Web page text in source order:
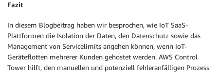
Fazit
In diesem Blogbeitrag haben wir besprochen, wie IoT SaaS-
Plattformen die Isolation der Daten, den Datenschutz sowie das
Management von Servicelimits angehen können, wenn IoT-
Geräteflotten mehrerer Kunden gehostet werden. AWS Control
Tower hilft, den manuellen und potenziell fehleranfälligen Prozess